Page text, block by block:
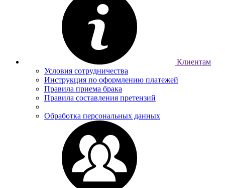
Клиентам
Условия сотрудничества
Инструкция по оформлению платежей
Правила приема брака
Правила составления претензий
Обработка персональных данных